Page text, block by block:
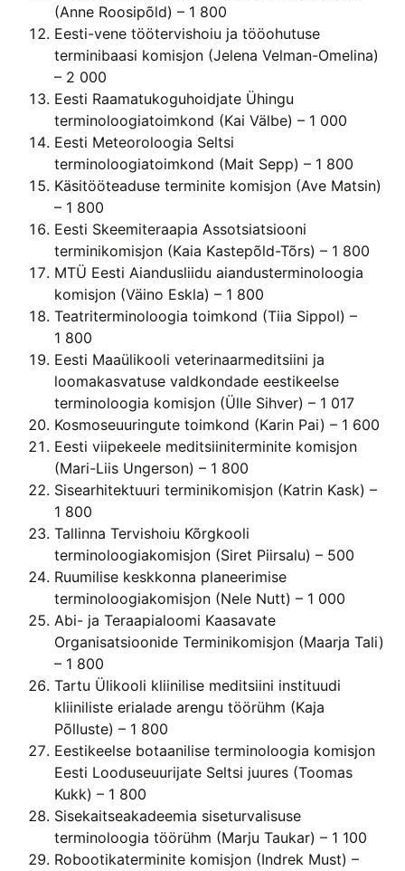
(Anne Roosipõld) – 1 800
Eesti-vene töötervishoiu ja tööohutuse
terminibaasi komisjon (Jelena Velman-Omelina)
– 2 000
Eesti Raamatukoguhoidjate Ühingu
terminoloogiatoimkond (Kai Välbe) – 1 000
Eesti Meteoroloogia Seltsi
terminoloogiatoimkond (Mait Sepp) – 1 800
Käsitööteaduse terminite komisjon (Ave Matsin)
– 1 800
Eesti Skeemiteraapia Assotsiatsiooni
terminikomisjon (Kaia Kastepõld-Tõrs) – 1 800
MTÜ Eesti Aiandusliidu aiandusterminoloogia
komisjon (Väino Eskla) – 1 800
Teatriterminoloogia toimkond (Tiia Sippol) –
1 800
Eesti Maaülikooli veterinaarmeditsiini ja
loomakasvatuse valdkondade eestikeelse
terminoloogia komisjon (Ülle Sihver) – 1 017
Kosmoseuuringute toimkond (Karin Pai) – 1 600
Eesti viipekeele meditsiiniterminite komisjon
(Mari-Liis Ungerson) – 1 800
Sisearhitektuuri terminikomisjon (Katrin Kask) –
1 800
Tallinna Tervishoiu Kõrgkooli
terminoloogiakomisjon (Siret Piirsalu) – 500
Ruumilise keskkonna planeerimise
terminoloogiakomisjon (Nele Nutt) – 1 000
Abi- ja Teraapialoomi Kaasavate
Organisatsioonide Terminikomisjon (Maarja Tali)
– 1 800
Tartu Ülikooli kliinilise meditsiini instituudi
kliiniliste erialade arengu töörühm (Kaja
Põlluste) – 1 800
Eestikeelse botaanilise terminoloogia komisjon
Eesti Looduseuurijate Seltsi juures (Toomas
Kukk) – 1 800
Sisekaitseakadeemia siseturvalisuse
terminoloogia töörühm (Marju Taukar) – 1 100
Robootikaterminite komisjon (Indrek Must) –